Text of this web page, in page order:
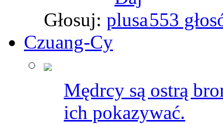
Głosuj:
553
Czuang-Cy
Mędrcy są ostrą
ich pokazywać.